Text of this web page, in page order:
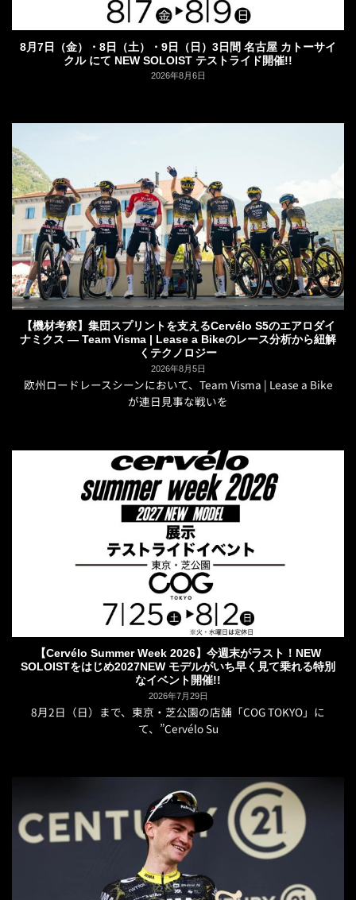
8月7日（金）・8日（土）・9日（日）3日間 名古屋 カトーサイ
クル にて NEW SOLOIST テストライド開催!!
2026年8月6日
【機材考察】集団スプリントを支えるCervélo S5のエアロダイ
ナミクス — Team Visma | Lease a Bikeのレース分析から紐解
くテクノロジー
2026年8月5日
欧州ロードレースシーンにおいて、Team Visma | Lease a Bike
が連日見事な戦いを
【Cervélo Summer Week 2026】今週末がラスト！NEW
SOLOISTをはじめ2027NEW モデルがいち早く見て乗れる特別
なイベント開催!!
2026年7月29日
8月2日（日）まで、東京・芝公園の店舗「COG TOKYO」に
て、”Cervélo Su